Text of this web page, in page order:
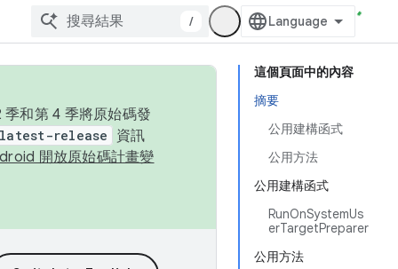
/
這個頁面中的內容
摘要
公用建構函式
公用方法
公用建構函式
RunOnSystemUs
erTargetPreparer
公用方法
和第 4 季將原始碼發
release
資訊
開放原始碼計畫變